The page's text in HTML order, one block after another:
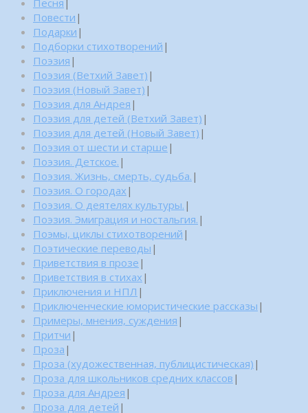
Песня |
Повести |
Подарки |
Подборки стихотворений |
Поэзия |
Поэзия (Ветхий Завет) |
Поэзия (Новый Завет) |
Поэзия для Андрея |
Поэзия для детей (Ветхий Завет) |
Поэзия для детей (Новый Завет) |
Поэзия от шести и старше |
Поэзия. Детское. |
Поэзия. Жизнь, смерть, судьба. |
Поэзия. О городах |
Поэзия. О деятелях культуры. |
Поэзия. Эмиграция и ностальгия. |
Поэмы, циклы стихотворений |
Поэтические переводы |
Приветствия в прозе |
Приветствия в стихах |
Приключения и НПЛ |
Приключенческие юмористические рассказы |
Примеры, мнения, суждения |
Притчи |
Проза |
Проза (художественная, публицистическая) |
Проза для школьников средних классов |
Проза для Андрея |
Проза для детей |